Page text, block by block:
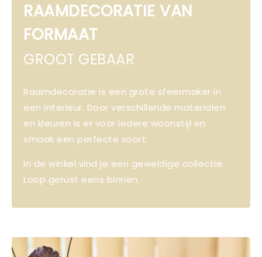
RAAMDECORATIE VAN
FORMAAT
GROOT GEBAAR
Raamdecoratie is een grote sfeermaker in
een interieur. Door verschillende materialen
en kleuren is er voor iedere woonstijl en
smaak een perfecte soort.
In de winkel vind je een geweldige collectie.
Loop gerust eens binnen.